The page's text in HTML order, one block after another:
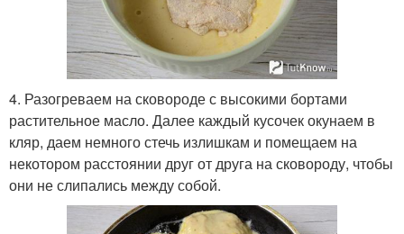
4. Разогреваем на сковороде с высокими бортами
растительное масло. Далее каждый кусочек окунаем в
кляр, даем немного стечь излишкам и помещаем на
некотором расстоянии друг от друга на сковороду, чтобы
они не слипались между собой.